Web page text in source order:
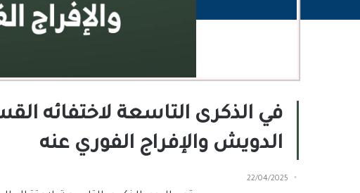
في الذكرى التاسعة لاختفائه
الدويش والإفراج الفوري عنه
22/04/2025